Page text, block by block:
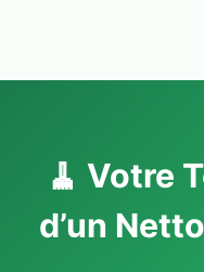
🧹 Votre
d’un